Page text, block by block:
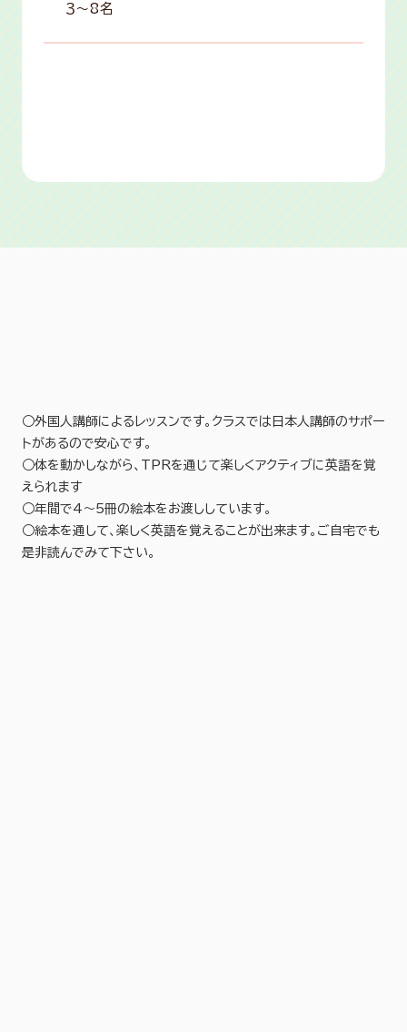
３〜8名
○外国人講師によるレッスンです。クラスでは日本人講師のサポー
トがあるので安心です。
○体を動かしながら、TPRを通じて楽しくアクティブに英語を覚
えられます
○年間で4～5冊の絵本をお渡ししています。
○絵本を通して、楽しく英語を覚えることが出来ます。ご自宅でも
是非読んでみて下さい。